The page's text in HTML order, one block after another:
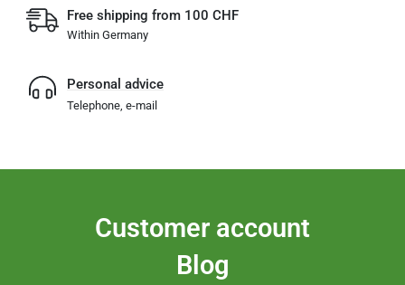
Free shipping from 100 CHF
Within Germany
Personal advice
Telephone, e-mail
Customer account
Blog